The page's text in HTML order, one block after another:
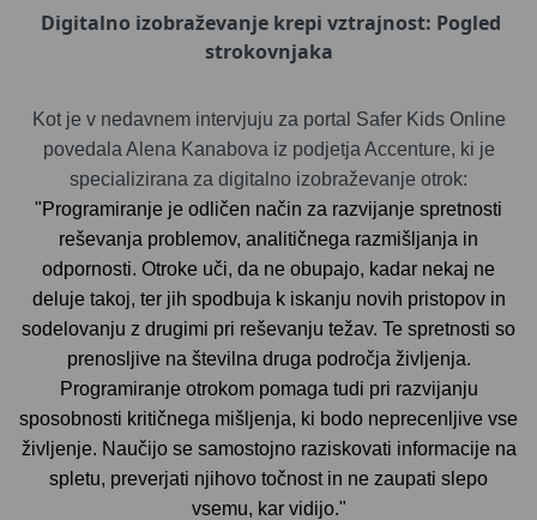
Digitalno izobraževanje krepi vztrajnost: Pogled
strokovnjaka
Kot je v nedavnem intervjuju za portal Safer Kids Online
povedala Alena Kanabova iz podjetja Accenture, ki je
specializirana za digitalno izobraževanje otrok:
"Programiranje je odličen način za razvijanje spretnosti
reševanja problemov, analitičnega razmišljanja in
odpornosti. Otroke uči, da ne obupajo, kadar nekaj ne
deluje takoj, ter jih spodbuja k iskanju novih pristopov in
sodelovanju z drugimi pri reševanju težav. Te spretnosti so
prenosljive na številna druga področja življenja.
Programiranje otrokom pomaga tudi pri razvijanju
sposobnosti kritičnega mišljenja, ki bodo neprecenljive vse
življenje. Naučijo se samostojno raziskovati informacije na
spletu, preverjati njihovo točnost in ne zaupati slepo
vsemu, kar vidijo."